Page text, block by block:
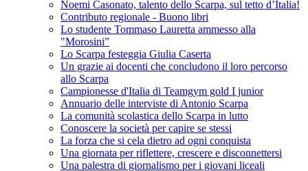
Noemi Casonato, talento dello Scarpa, sul tetto d’Italia!
Contributo regionale - Buono libri
Lo studente Tommaso Lauretta ammesso alla
"Morosini”
Lo Scarpa festeggia Giulia Caserta
Un grazie ai docenti che concludono il loro percorso
allo Scarpa
Campionesse d'Italia di Teamgym gold I junior
Annuario delle interviste di Antonio Scarpa
La comunità scolastica dello Scarpa in lutto
Conoscere la società per capire se stessi
La forza che si cela dietro ad ogni conquista
Una giornata per riflettere, crescere e disconnettersi
Una palestra di giornalismo per i giovani liceali